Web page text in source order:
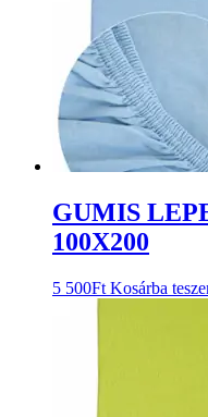
GUMIS
100X200
5 500Ft Kosárba